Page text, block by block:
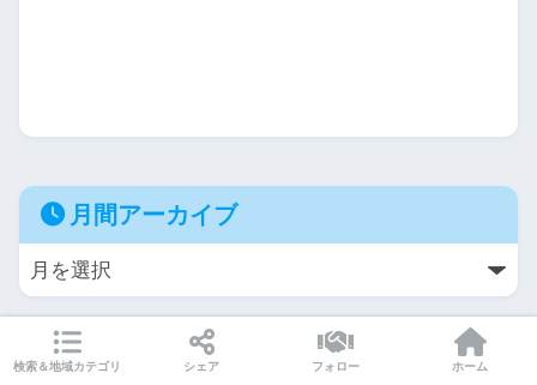
月間アーカイブ
検索＆地域カテゴリ シェア フォロー ホーム